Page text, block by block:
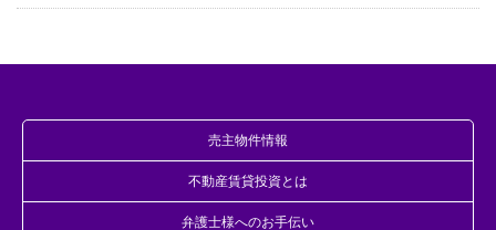
売主物件情報
不動産賃貸投資とは
弁護士様へのお手伝い